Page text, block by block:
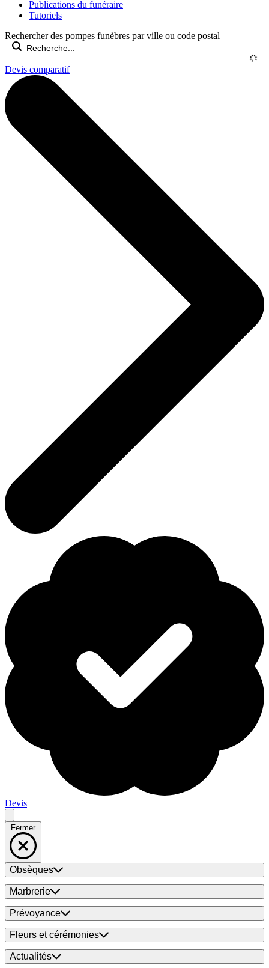
Publications du funéraire
Tutoriels
Rechercher des pompes funèbres par ville ou code postal
Devis comparatif
Devis
Fermer
Obsèques
Marbrerie
Prévoyance
Fleurs et cérémonies
Actualités